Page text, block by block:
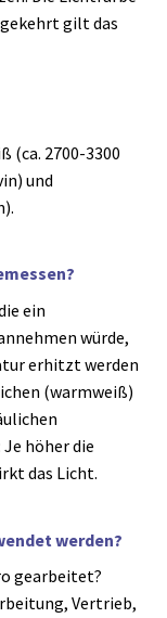
gilt das
(ca. 2700-3300
und
ein
würde,
erhitzt werden
(warmweiß)
höher die
das Licht.
werden?
gearbeitet?
Vertrieb,